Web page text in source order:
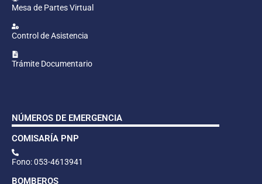
Mesa de Partes Virtual
Control de Asistencia
Trámite Documentario
NÚMEROS DE EMERGENCIA
COMISARÍA PNP
Fono: 053-4613941
BOMBEROS